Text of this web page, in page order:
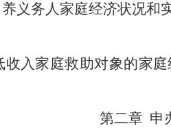
义务人家庭经济状况
入家庭救助对象的家
第二章 申